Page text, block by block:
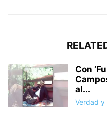
Con
al...
Verdad y